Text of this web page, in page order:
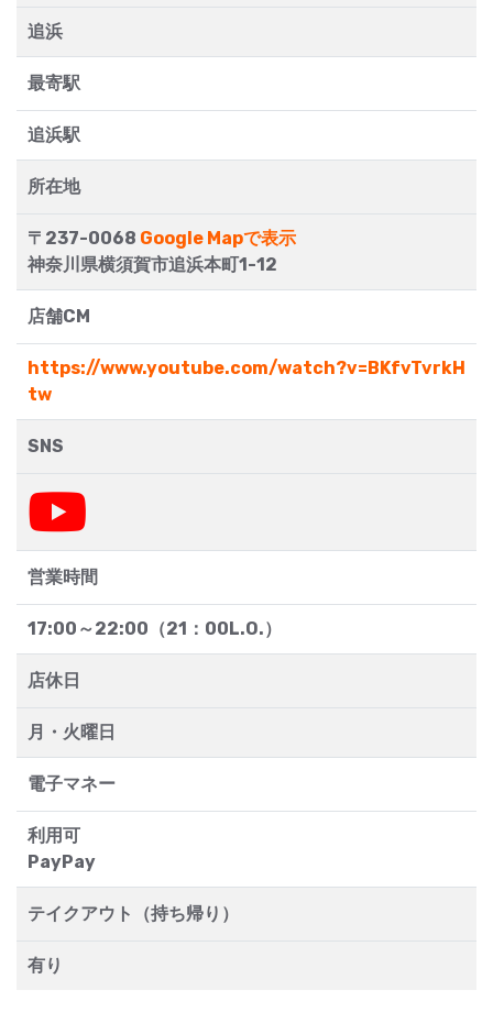
追浜
最寄駅
追浜駅
所在地
〒237-0068 Google Mapで表示
神奈川県横須賀市追浜本町1-12
店舗CM
https://www.youtube.com/watch?v=BKfvTvrkH
tw
SNS
営業時間
17:00～22:00（21：00L.O.）
店休日
月・火曜日
電子マネー
利用可
PayPay
テイクアウト（持ち帰り）
有り